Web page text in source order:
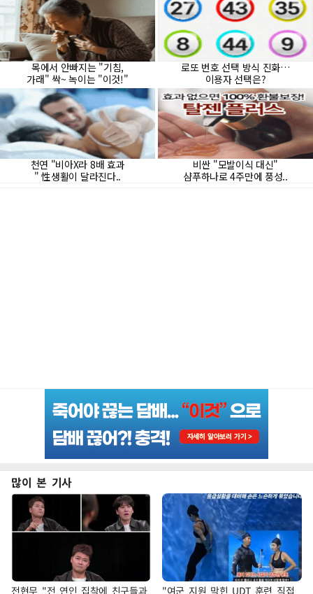
많이 본 기사
전현무 "전 연인 집착에 친구들과 "여군 지원 막힌 UDT 훈련 직접